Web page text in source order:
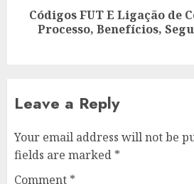
Next
post:
Códigos FUT E Ligação de
Processo, Benefícios,
Leave a Reply
Your email address will not be
fields are marked *
Comment *